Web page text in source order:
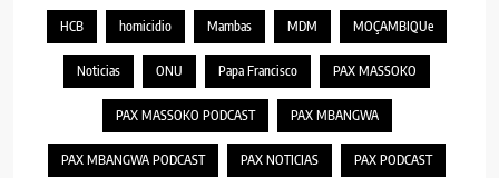
HCB homicidio Mambas MDM MOÇAMBIQUe
Noticias ONU Papa Francisco PAX MASSOKO
PAX MASSOKO PODCAST PAX MBANGWA
PAX MBANGWA PODCAST PAX NOTICIAS PAX PODCAST